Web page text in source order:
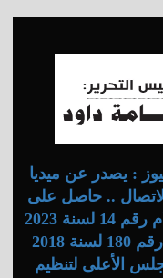
: يصدر عن ميديا
.. حاصل على
ترخيص المجلس الأعلى لتنظيم الإعلام رقم 14 لسنة 2023
ويعمل وفقا لقراراته وطبقا للقانون رقم 180 لسنة 2018
الأعلى لتنظيم